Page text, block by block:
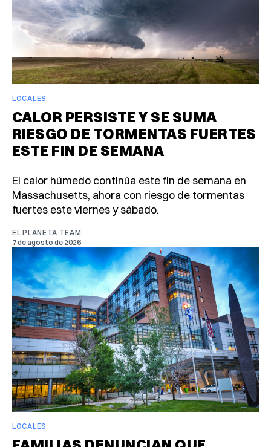
LOCALES
CALOR PERSISTE Y SE SUMA
RIESGO DE TORMENTAS FUERTES
ESTE FIN DE SEMANA
El calor húmedo continúa este fin de semana en
Massachusetts, ahora con riesgo de tormentas
fuertes este viernes y sábado.
EL PLANETA TEAM
7 de agosto de 2026
LOCALES